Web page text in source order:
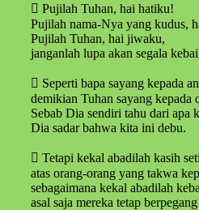
 Pujilah Tuhan, hai hatiku!
Pujilah nama-Nya yang kudus,
Pujilah Tuhan, hai jiwaku,
janganlah lupa akan segala
 Seperti bapa sayang kepada
demikian Tuhan sayang kepada
Sebab Dia sendiri tahu dari apa
Dia sadar bahwa kita ini debu.
 Tetapi kekal abadilah kasih
atas orang-orang yang takwa
sebagaimana kekal abadilah
asal saja mereka tetap